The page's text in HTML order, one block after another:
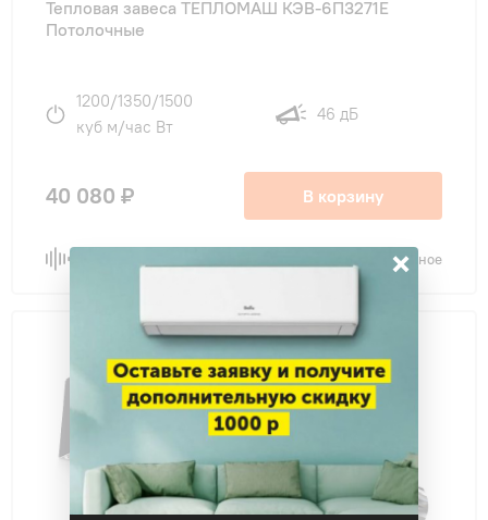
Тепловая завеса ТЕПЛОМАШ КЭВ-6П3271Е
Потолочные
1200/1350/1500
куб м/час Вт
46 дБ
40 080 ₽ В корзину
В избранное
×